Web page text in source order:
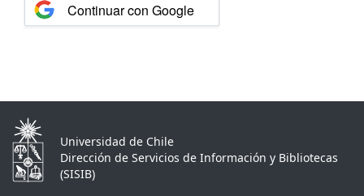
Continuar con Google
Universidad de Chile
Dirección de Servicios de Información y Bibliotecas
(SISIB)